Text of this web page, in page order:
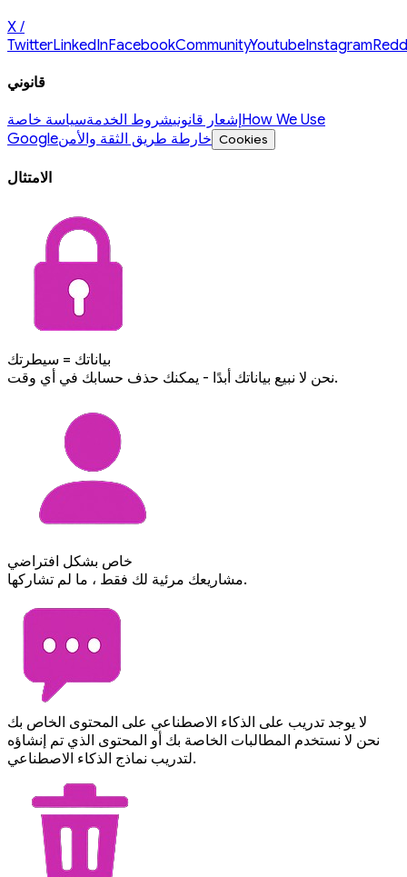
X /
TwitterLinkedInFacebookCommunityYoutubeInstagram
قانوني
إشعار قانونيشروط الخدمةسياسة خاصة
How We Use
Googleخارطة طريق الثقة والأمن Cookies
الامتثال
بياناتك = سيطرتك
نحن لا نبيع بياناتك أبدًا - يمكنك حذف حسابك في أي وقت.
خاص بشكل افتراضي
مشاريعك مرئية لك فقط ، ما لم تشاركها.
لا يوجد تدريب على الذكاء الاصطناعي على المحتوى الخاص بك
نحن لا نستخدم المطالبات الخاصة بك أو المحتوى الذي تم إنشاؤه
لتدريب نماذج الذكاء الاصطناعي.